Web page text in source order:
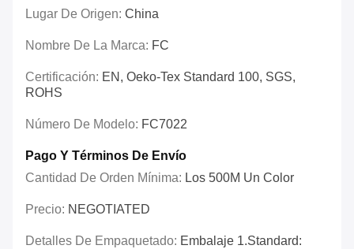
Lugar De Origen: China
Nombre De La Marca: FC
Certificación: EN, Oeko-Tex Standard 100, SGS,
ROHS
Número De Modelo: FC7022
Pago Y Términos De Envío
Cantidad De Orden Mínima: Los 500M Un Color
Precio: NEGOTIATED
Detalles De Empaquetado: Embalaje 1.Standard: